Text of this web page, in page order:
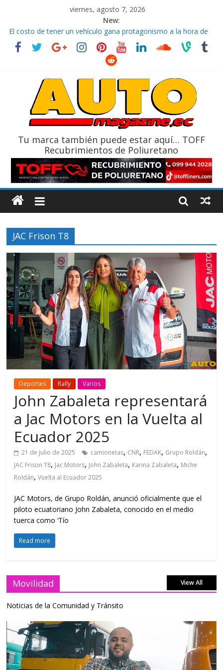
viernes, agosto 7, 2026
New:
El costo de tener un vehículo gana protagonismo a la hora de
decidir
Ultima película ‘Spider‑Man: Brand New Day’ pone en escena a
La Vuelta al Ecuador 2026, edición 47ª, recorre 7 provincias en 8
La FEDAK recibe 12 Sinotruk Bolden para cubrir las rutas de La
Tu marca también puede estar aquí… TOFF
Recubrimientos de Poliuretano
JAC Frison T8
Deportes Rally Varios
John Zabaleta representará
a Jac Motors en la Vuelta al
Ecuador 2025
21 de julio de 2025 camionetas, CNR, FEDAK, Grupo Roldán,
JAC Frison T8, Jac Motors, John Zabaleta, Karina Zabaleta, Miche
Roldán,Vuelta al Ecuador 2025
JAC Motors, de Grupo Roldán, anunció oficialmente que el
piloto ecuatoriano John Zabaleta, conocido en el medio
tuerca como ‘Tío
Read more
Movilidad View All
Noticias de la Comunidad y Tránsito